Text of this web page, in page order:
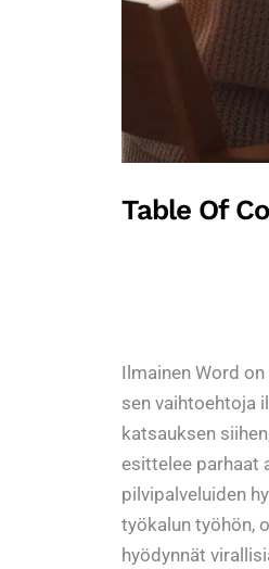
Table Of
Ilmainen Word
sen vaihtoehtoja
katsauksen
esittelee parhaat
pilvipalveluiden
työkalun työhön,
hyödynnät